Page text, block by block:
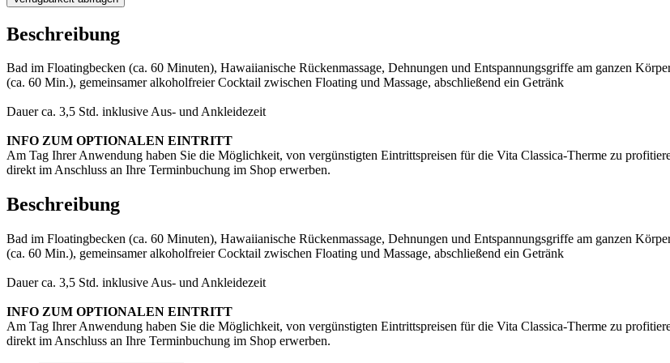
Beschreibung
Bad im Floatingbecken (ca. 60 Minuten), Hawaiianische Rückenmassage, Dehnungen und Entspannungsgriffe am ganzen
(ca. 60 Min.), gemeinsamer alkoholfreier Cocktail zwischen Floating und Massage, abschließend ein Getränk
Dauer ca. 3,5 Std. inklusive Aus- und Ankleidezeit
INFO ZUM OPTIONALEN EINTRITT
Am Tag Ihrer Anwendung haben Sie die Möglichkeit, von vergünstigten Eintrittspreisen für die Vita Classica-Therme zu
direkt im Anschluss an Ihre Terminbuchung im Shop erwerben.
Beschreibung
Bad im Floatingbecken (ca. 60 Minuten), Hawaiianische Rückenmassage, Dehnungen und Entspannungsgriffe am ganzen
(ca. 60 Min.), gemeinsamer alkoholfreier Cocktail zwischen Floating und Massage, abschließend ein Getränk
Dauer ca. 3,5 Std. inklusive Aus- und Ankleidezeit
INFO ZUM OPTIONALEN EINTRITT
Am Tag Ihrer Anwendung haben Sie die Möglichkeit, von vergünstigten Eintrittspreisen für die Vita Classica-Therme zu
direkt im Anschluss an Ihre Terminbuchung im Shop erwerben.